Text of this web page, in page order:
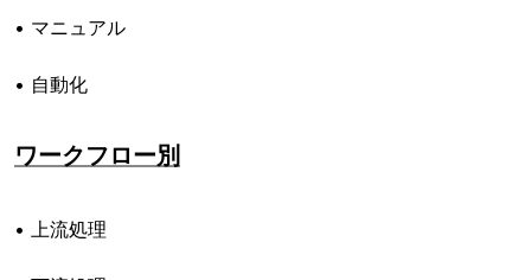
• マニュアル
• 自動化
ワークフロー別
• 上流処理